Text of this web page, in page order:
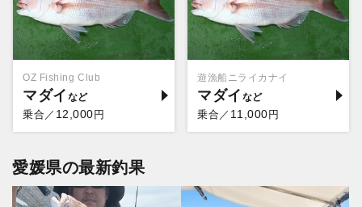
OZ Fishing Club
マダイ
乗合／ 12,000円
遊漁船ニライカナイ
マダイ
乗合／ 11,000円
愛媛県の最新釣果